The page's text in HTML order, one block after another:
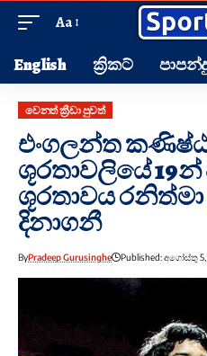
Aa
English ක්‍රිකට් පාපන්දු
වෙනත් ක්‍රීඩා පුවත්
එංගලන්ත
ශූරතාවලියේ
ශූරතාවය
දිනාගනී
ByPradeep Gurusinghe Published: අගෝස්තු 5,